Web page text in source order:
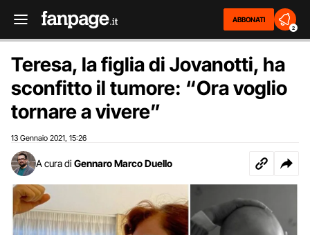
ABBONATI
2
Teresa, la figlia di Jovanotti, ha
sconfitto il tumore: “Ora voglio
tornare a vivere”
13 Gennaio 2021 15:26
A cura di Gennaro Marco Duello